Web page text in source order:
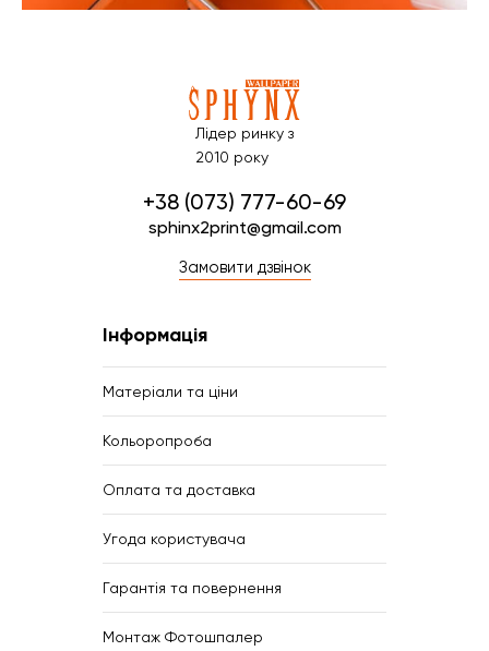
Лідер ринку з
2010 року
+38 (073) 777-60-69
sphinx2print@gmail.com
Замовити дзвінок
Інформація
Матеріали та ціни
Кольоропроба
Оплата та доставка
Угода користувача
Гарантія та повернення
Монтаж Фотошпалер